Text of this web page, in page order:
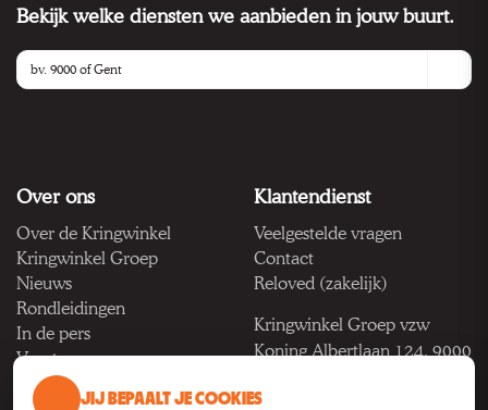
Bekijk welke diensten we aanbieden in jouw buurt.
Over ons
Over de Kringwinkel
Kringwinkel Groep
Nieuws
Rondleidingen
In de pers
Vacatures
Klantendienst
Veelgestelde vragen
Contact
Reloved (zakelijk)
Kringwinkel Groep vzw
Koning Albertlaan 124, 9000
BTW BE 1033.922.208
JIJ BEPAALT JE COOKIES